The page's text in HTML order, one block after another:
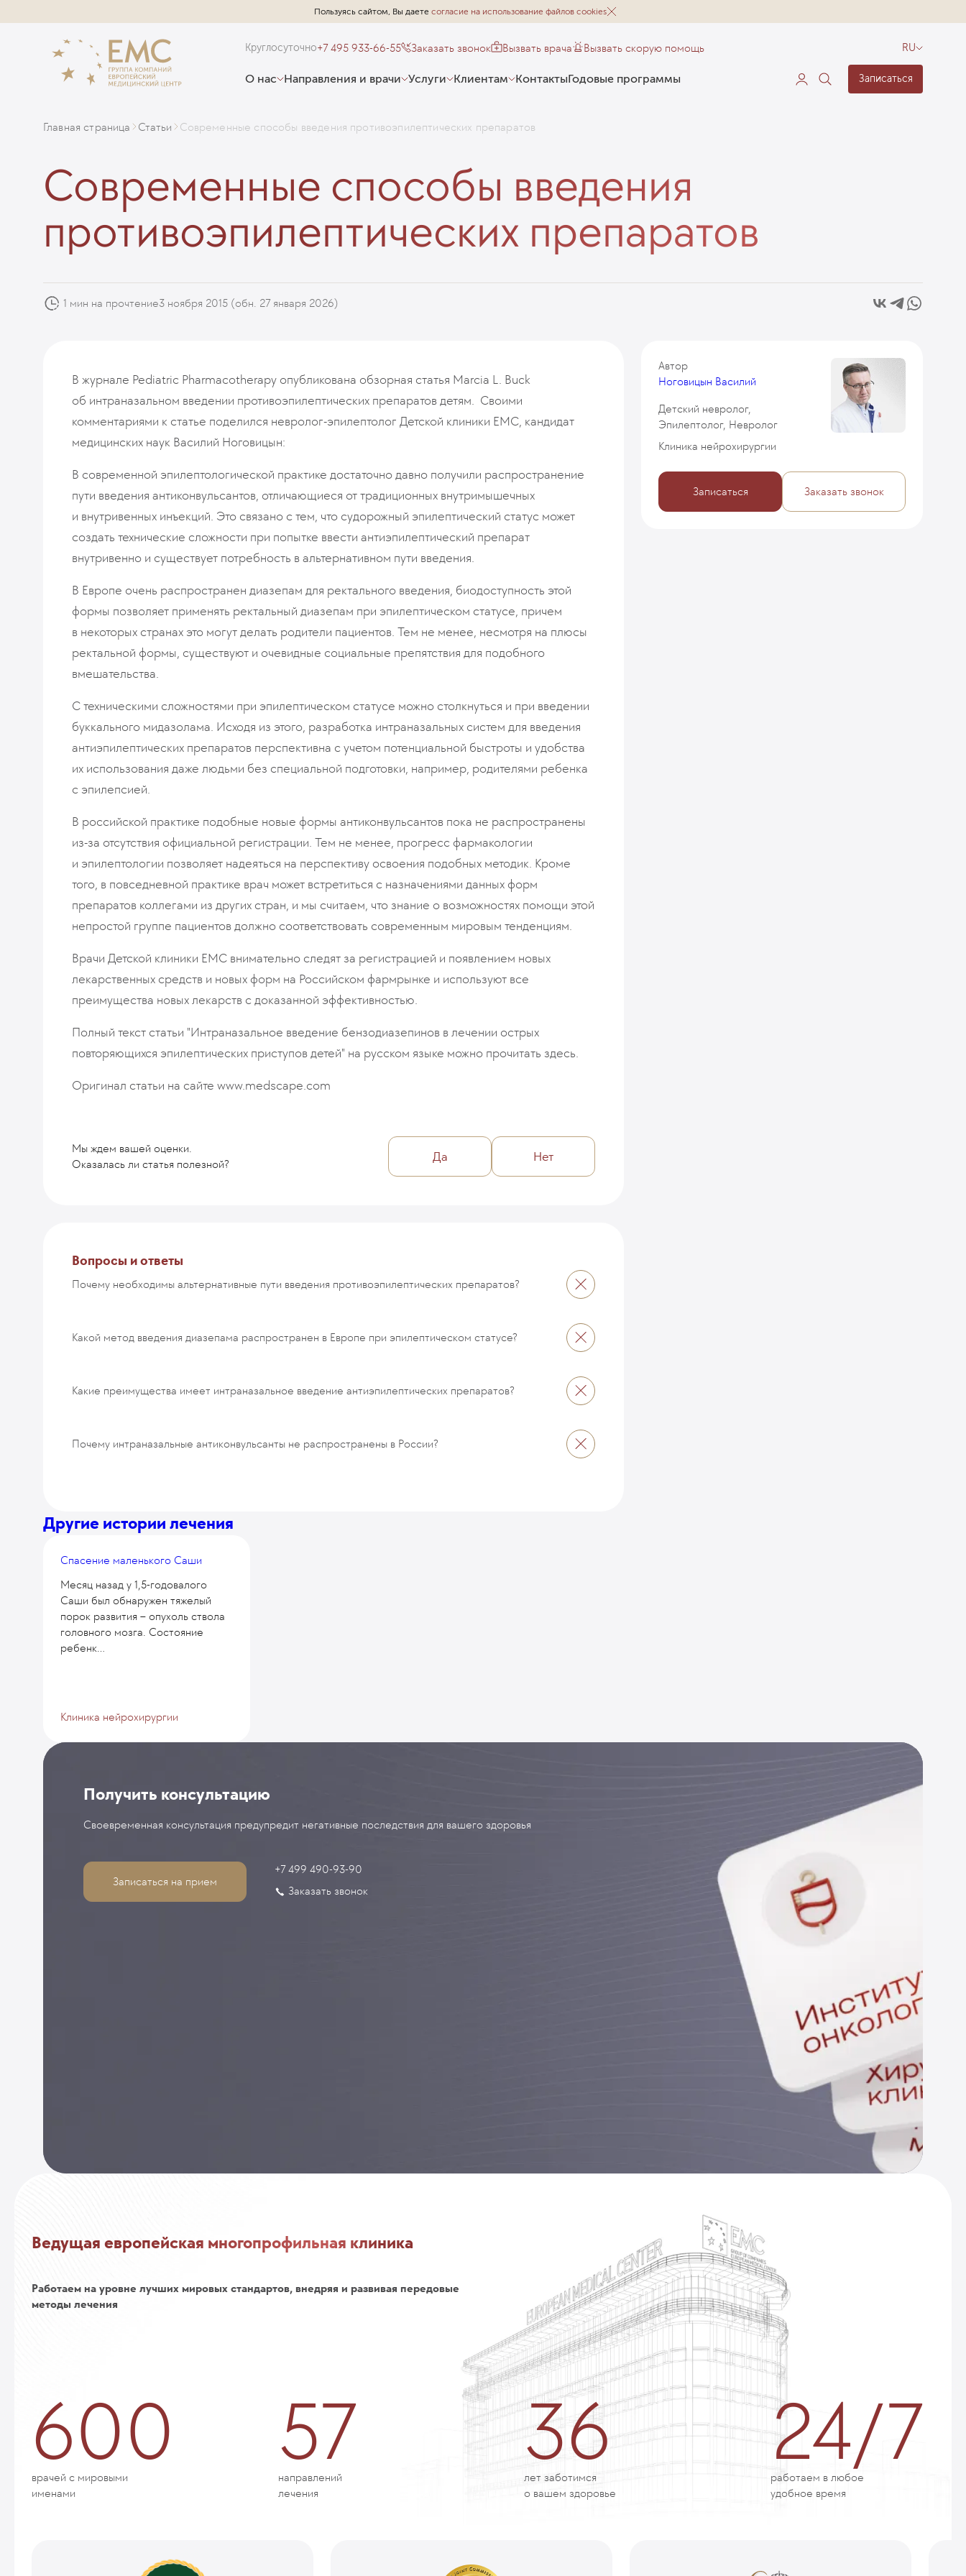
Пользуясь сайтом, Вы даете согласие на использование файлов cookies
Круглосуточно+7 495 933-66-55 Заказать звонок Вызвать врача Вызвать скорую помощь RU
О нас Направления и врачи Услуги Клиентам КонтактыГодовые программы Записаться
Главная страница Статьи Современные способы введения противоэпилептических препаратов
Современные способы введения
противоэпилептических препаратов
1 мин на прочтение3 ноября 2015 (обн. 27 января 2026)
В журнале Pediatric Pharmacotherapy опубликована обзорная статья Marcia L. Buck
об интраназальном введении противоэпилептических препаратов детям. Своими
комментариями к статье поделился невролог-эпилептолог Детской клиники ЕМС, кандидат
медицинских наук Василий Ноговицын:
В современной эпилептологической практике достаточно давно получили распространение
пути введения антиконвульсантов, отличающиеся от традиционных внутримышечных
и внутривенных инъекций. Это связано с тем, что судорожный эпилептический статус может
создать технические сложности при попытке ввести антиэпилептический препарат
внутривенно и существует потребность в альтернативном пути введения.
В Европе очень распространен диазепам для ректального введения, биодоступность этой
формы позволяет применять ректальный диазепам при эпилептическом статусе, причем
в некоторых странах это могут делать родители пациентов. Тем не менее, несмотря на плюсы
ректальной формы, существуют и очевидные социальные препятствия для подобного
вмешательства.
С техническими сложностями при эпилептическом статусе можно столкнуться и при введении
буккального мидазолама. Исходя из этого, разработка интраназальных систем для введения
антиэпилептических препаратов перспективна с учетом потенциальной быстроты и удобства
их использования даже людьми без специальной подготовки, например, родителями ребенка
с эпилепсией.
В российской практике подобные новые формы антиконвульсантов пока не распространены
из-за отсутствия официальной регистрации. Тем не менее, прогресс фармакологии
и эпилептологии позволяет надеяться на перспективу освоения подобных методик. Кроме
того, в повседневной практике врач может встретиться с назначениями данных форм
препаратов коллегами из других стран, и мы считаем, что знание о возможностях помощи этой
непростой группе пациентов должно соответствовать современным мировым тенденциям.
Врачи Детской клиники ЕМС внимательно следят за регистрацией и появлением новых
лекарственных средств и новых форм на Российском фармрынке и используют все
преимущества новых лекарств с доказанной эффективностью.
Полный текст статьи "Интраназальное введение бензодиазепинов в лечении острых
повторяющихся эпилептических приступов детей" на русском языке можно прочитать здесь.
Оригинал статьи на сайте www.medscape.com
Мы ждем вашей оценки.
Оказалась ли статья полезной?
Да Нет
ОТПРАВИТЬ
Вопросы и ответы
Почему необходимы альтернативные пути введения противоэпилептических препаратов?
Какой метод введения диазепама распространен в Европе при эпилептическом статусе?
Какие преимущества имеет интраназальное введение антиэпилептических препаратов?
Почему интраназальные антиконвульсанты не распространены в России?
Автор
Ноговицын Василий
Детский невролог,
Эпилептолог, Невролог
Клиника нейрохирургии
Записаться Заказать звонок
Другие истории лечения
Спасение маленького Саши
Месяц назад у 1,5-годовалого
Саши был обнаружен тяжелый
порок развития – опухоль ствола
головного мозга. Состояние
ребенк...
Клиника нейрохирургии
Получить консультацию
Своевременная консультация предупредит негативные последствия для вашего здоровья
Записаться на прием
+7 499 490-93-90
Заказать звонок
Ведущая европейская многопрофильная клиника
Работаем на уровне лучших мировых стандартов, внедряя и развивая передовые
методы лечения
600
врачей с мировыми
именами
57
направлений
лечения
36
лет заботимся
о вашем здоровье
24/7
работаем в любое
удобное время